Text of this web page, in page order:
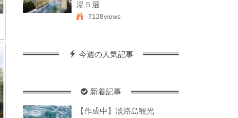
湯５選
7128views
今週の人気記事
新着記事
【作成中】淡路島観光